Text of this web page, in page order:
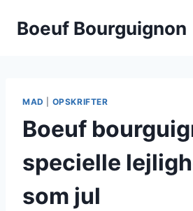
Boeuf Bourguignon
MAD OPSKRIFTER
Boeuf
specielle
som jul